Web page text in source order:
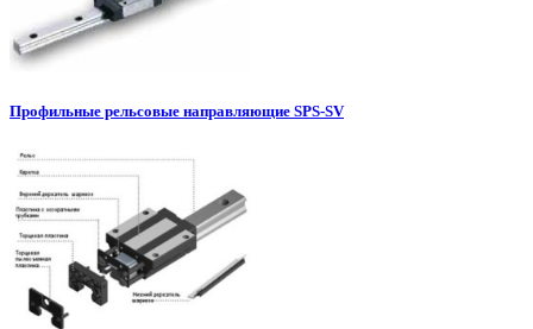
Профильные рельсовые направляющие SPS-SV